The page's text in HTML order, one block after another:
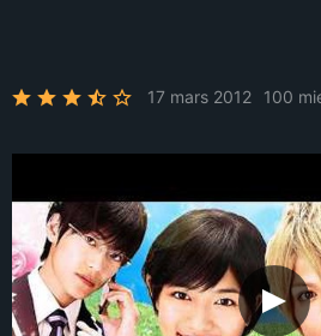
17 mars 2012 100